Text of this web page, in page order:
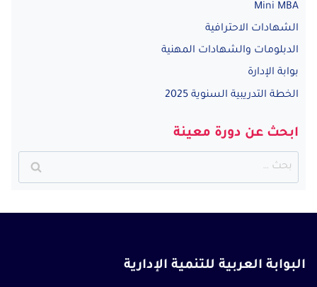
Mini MBA
الشهادات الاحترافية
الدبلومات والشهادات المهنية
بوابة الإدارة
الخطة التدريبية السنوية 2025
ابحث عن دورة معينة
البحث
عن:
البوابة العربية للتنمية الإدارية